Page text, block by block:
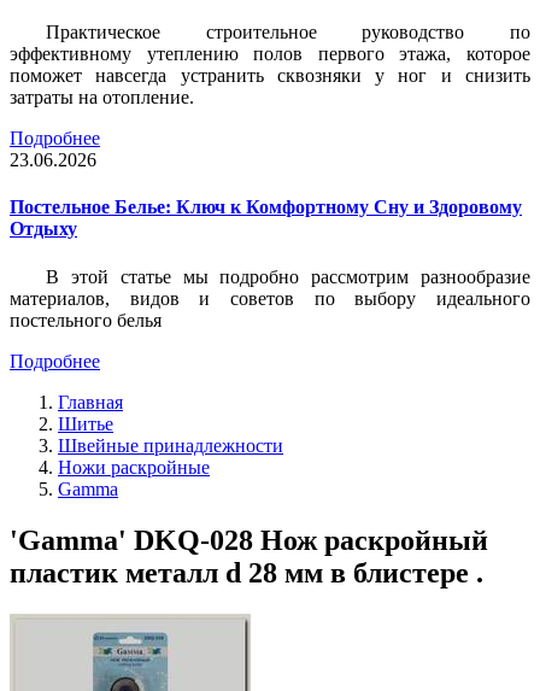
Практическое строительное руководство по
эффективному утеплению полов первого этажа, которое
поможет навсегда устранить сквозняки у ног и снизить
затраты на отопление.
Подробнее
23.06.2026
Постельное Белье: Ключ к Комфортному Сну и Здоровому
Отдыху
В этой статье мы подробно рассмотрим разнообразие
материалов, видов и советов по выбору идеального
постельного белья
Подробнее
Главная
Шитье
Швейные принадлежности
Ножи раскройные
Gamma
'Gamma' DKQ-028 Нож раскройный
пластик металл d 28 мм в блистере .